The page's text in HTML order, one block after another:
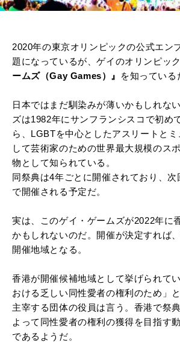
2020年の東京オリンピックの公式エン
題になっているが、ゲイのオリンピック
ームズ（Gay Games）』
を知っている
日本ではまだ馴染みが薄いかもしれな
ズは1982年にサンフランシスコで初め
ら、LGBTを中心としたアスリートと
して芸術家のための世界最大規模のス
物として知られている。
同祭典は4年ごとに開催されており、次
で開催される予定だ。
実は、このゲイ・ゲームズが2022年に
かもしれないのだ。開催が決定すれば
開催地域となる。
香港が開催候補地域として挙げられて
おける乏しい同性愛者の権利のため」
主宰する団体の役員は言う。香港で祭
よって同性愛者の権利の獲得を目指す
であるようだ。